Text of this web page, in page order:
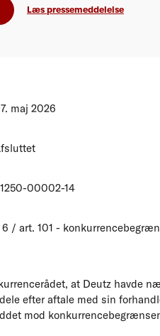
Læs pressemeddelelse
maj 2026
00002-14
6 / art. 101 -
at Deutz havde
efter aftale med sin
mod